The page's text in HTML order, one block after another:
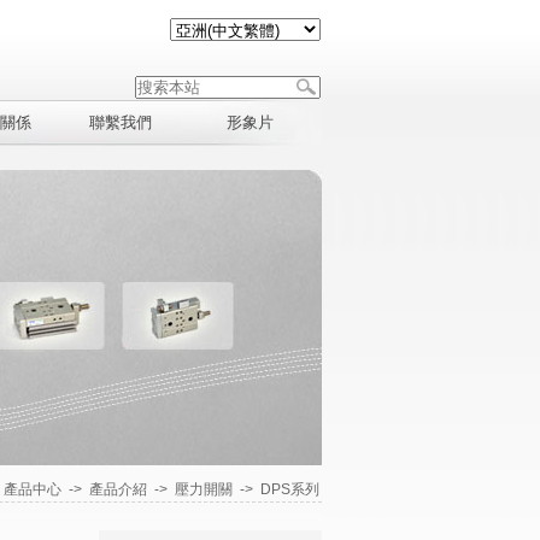
係 聯繫我們 形象片
產品中心-> 產品介紹 -> 壓力開關 -> DPS系列